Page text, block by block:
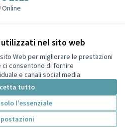
nel sito web
Web per migliorare le prestazioni
consentono di fornire
e canali social media.
tutto
l'essenziale
Online
.
Licenza